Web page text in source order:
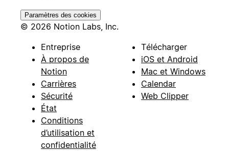
Paramètres des cookies
© 2026 Notion Labs, Inc.
Entreprise
À propos de
Notion
Carrières
Sécurité
État
Conditions
d’utilisation et
confidentialité
Télécharger
iOS et Android
Mac et Windows
Calendar
Web Clipper